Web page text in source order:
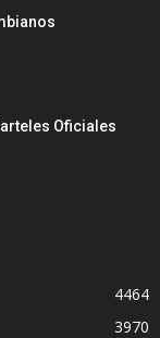
Oficiales
4464
3970